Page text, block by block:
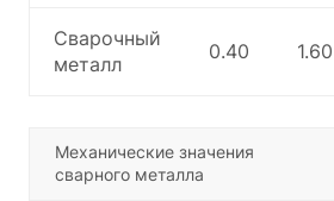
Сварочный
металл
0.40 1.60
Механические значения
сварного металла